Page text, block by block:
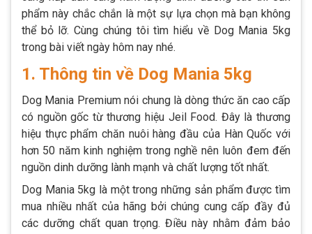
phẩm này chắc chắn là một sự lựa chọn mà bạn không
thể bỏ lỡ. Cùng chúng tôi tìm hiểu về Dog Mania 5kg
trong bài viết ngày hôm nay nhé.
1. Thông tin về Dog Mania 5kg
Dog Mania Premium nói chung là dòng thức ăn cao cấp
có nguồn gốc từ thương hiệu Jeil Food. Đây là thương
hiệu thực phẩm chăn nuôi hàng đầu của Hàn Quốc với
hơn 50 năm kinh nghiệm trong nghề nên luôn đem đến
nguồn dinh dưỡng lành mạnh và chất lượng tốt nhất.
Dog Mania 5kg là một trong những sản phẩm được tìm
mua nhiều nhất của hãng bởi chúng cung cấp đầy đủ
các dưỡng chất quan trọng. Điều này nhằm đảm bảo